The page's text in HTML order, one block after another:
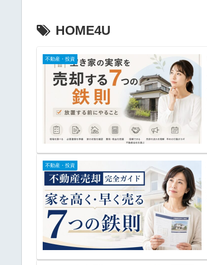
HOME4U
不動産・投資
不動産・投資